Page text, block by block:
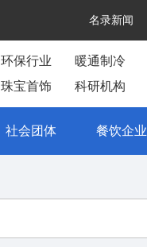
名录新闻
环保行业 暖通制冷
珠宝首饰 科研机构
社会团体 餐饮企业